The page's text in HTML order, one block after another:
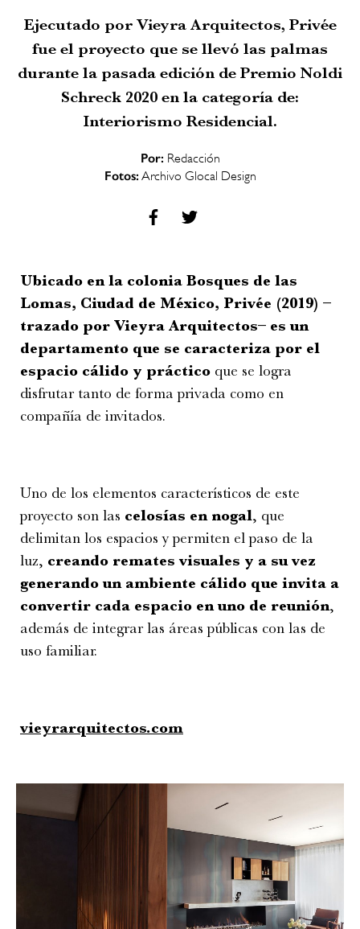
Ejecutado por Vieyra Arquitectos, Privée
fue el proyecto que se llevó las palmas
durante la pasada edición de Premio Noldi
Schreck 2020 en la categoría de:
Interiorismo Residencial.
Por: Redacción
Fotos: Archivo Glocal Design
Ubicado en la colonia Bosques de las
Lomas, Ciudad de México, Privée (2019) –
trazado por Vieyra Arquitectos– es un
departamento que se caracteriza por el
espacio cálido y práctico que se logra
disfrutar tanto de forma privada como en
compañía de invitados.
Uno de los elementos característicos de este
proyecto son las celosías en nogal, que
delimitan los espacios y permiten el paso de la
luz, creando remates visuales y a su vez
generando un ambiente cálido que invita a
convertir cada espacio en uno de reunión,
además de integrar las áreas públicas con las de
uso familiar.
vieyrarquitectos.com